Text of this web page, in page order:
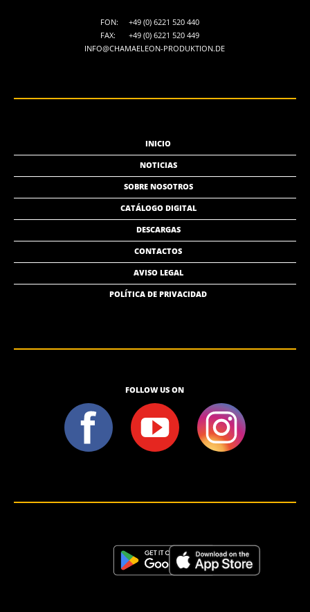
FON:
+49 (0) 6221 520 440
FAX:
+49 (0) 6221 520 449
INFO@CHAMAELEON-PRODUKTION.DE
INICIO
NOTICIAS
SOBRE NOSOTROS
CATÁLOGO DIGITAL
DESCARGAS
CONTACTOS
AVISO LEGAL
POLÍTICA DE PRIVACIDAD
FOLLOW US ON